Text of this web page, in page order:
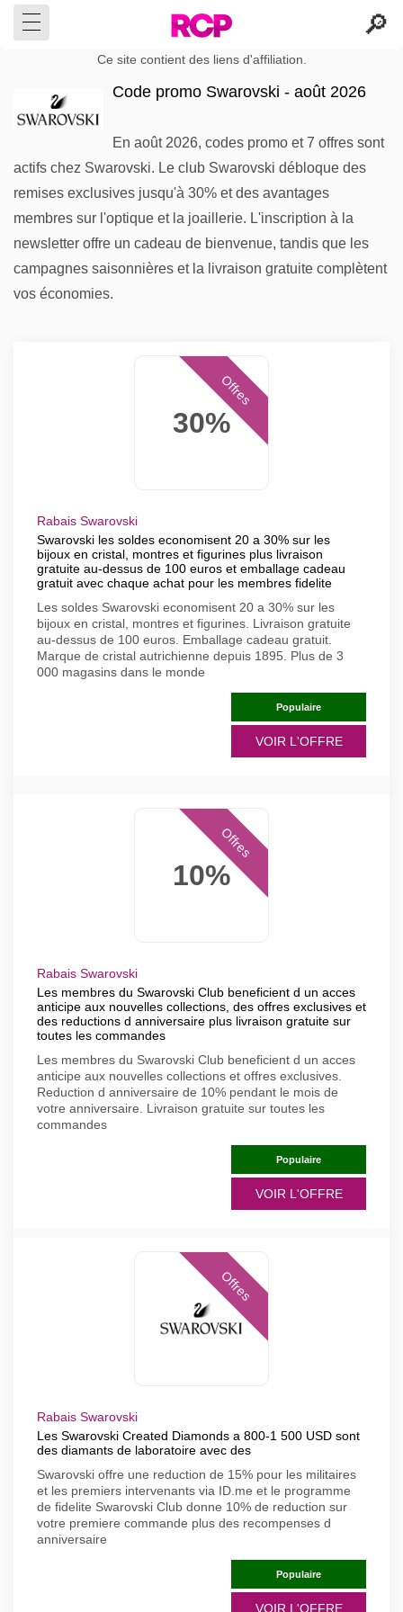
Ce site contient des liens d'affiliation.
Code promo Swarovski - août 2026
En août 2026, codes promo et 7 offres sont
actifs chez Swarovski. Le club Swarovski débloque des
remises exclusives jusqu'à 30% et des avantages
membres sur l'optique et la joaillerie. L'inscription à la
newsletter offre un cadeau de bienvenue, tandis que les
campagnes saisonnières et la livraison gratuite complètent
vos économies.
30%
Offres
Rabais Swarovski
Swarovski les soldes economisent 20 a 30% sur les
bijoux en cristal, montres et figurines plus livraison
gratuite au-dessus de 100 euros et emballage cadeau
gratuit avec chaque achat pour les membres fidelite
Les soldes Swarovski economisent 20 a 30% sur les
bijoux en cristal, montres et figurines. Livraison gratuite
au-dessus de 100 euros. Emballage cadeau gratuit.
Marque de cristal autrichienne depuis 1895. Plus de 3
000 magasins dans le monde
Populaire
VOIR L'OFFRE
10%
Offres
Rabais Swarovski
Les membres du Swarovski Club beneficient d un acces
anticipe aux nouvelles collections, des offres exclusives et
des reductions d anniversaire plus livraison gratuite sur
toutes les commandes
Les membres du Swarovski Club beneficient d un acces
anticipe aux nouvelles collections et offres exclusives.
Reduction d anniversaire de 10% pendant le mois de
votre anniversaire. Livraison gratuite sur toutes les
commandes
Populaire
VOIR L'OFFRE
Offres
Rabais Swarovski
Les Swarovski Created Diamonds a 800-1 500 USD sont
des diamants de laboratoire avec des
Swarovski offre une reduction de 15% pour les militaires
et les premiers intervenants via ID.me et le programme
de fidelite Swarovski Club donne 10% de reduction sur
votre premiere commande plus des recompenses d
anniversaire
Populaire
VOIR L'OFFRE